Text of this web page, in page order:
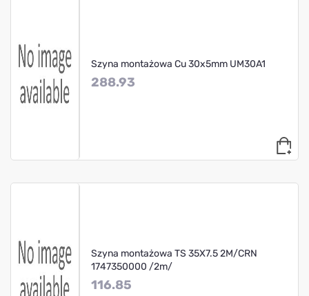
Szyna montażowa Cu 30x5mm UM30A1
288.93
Szyna montażowa TS 35X7.5 2M/CRN
1747350000 /2m/
116.85